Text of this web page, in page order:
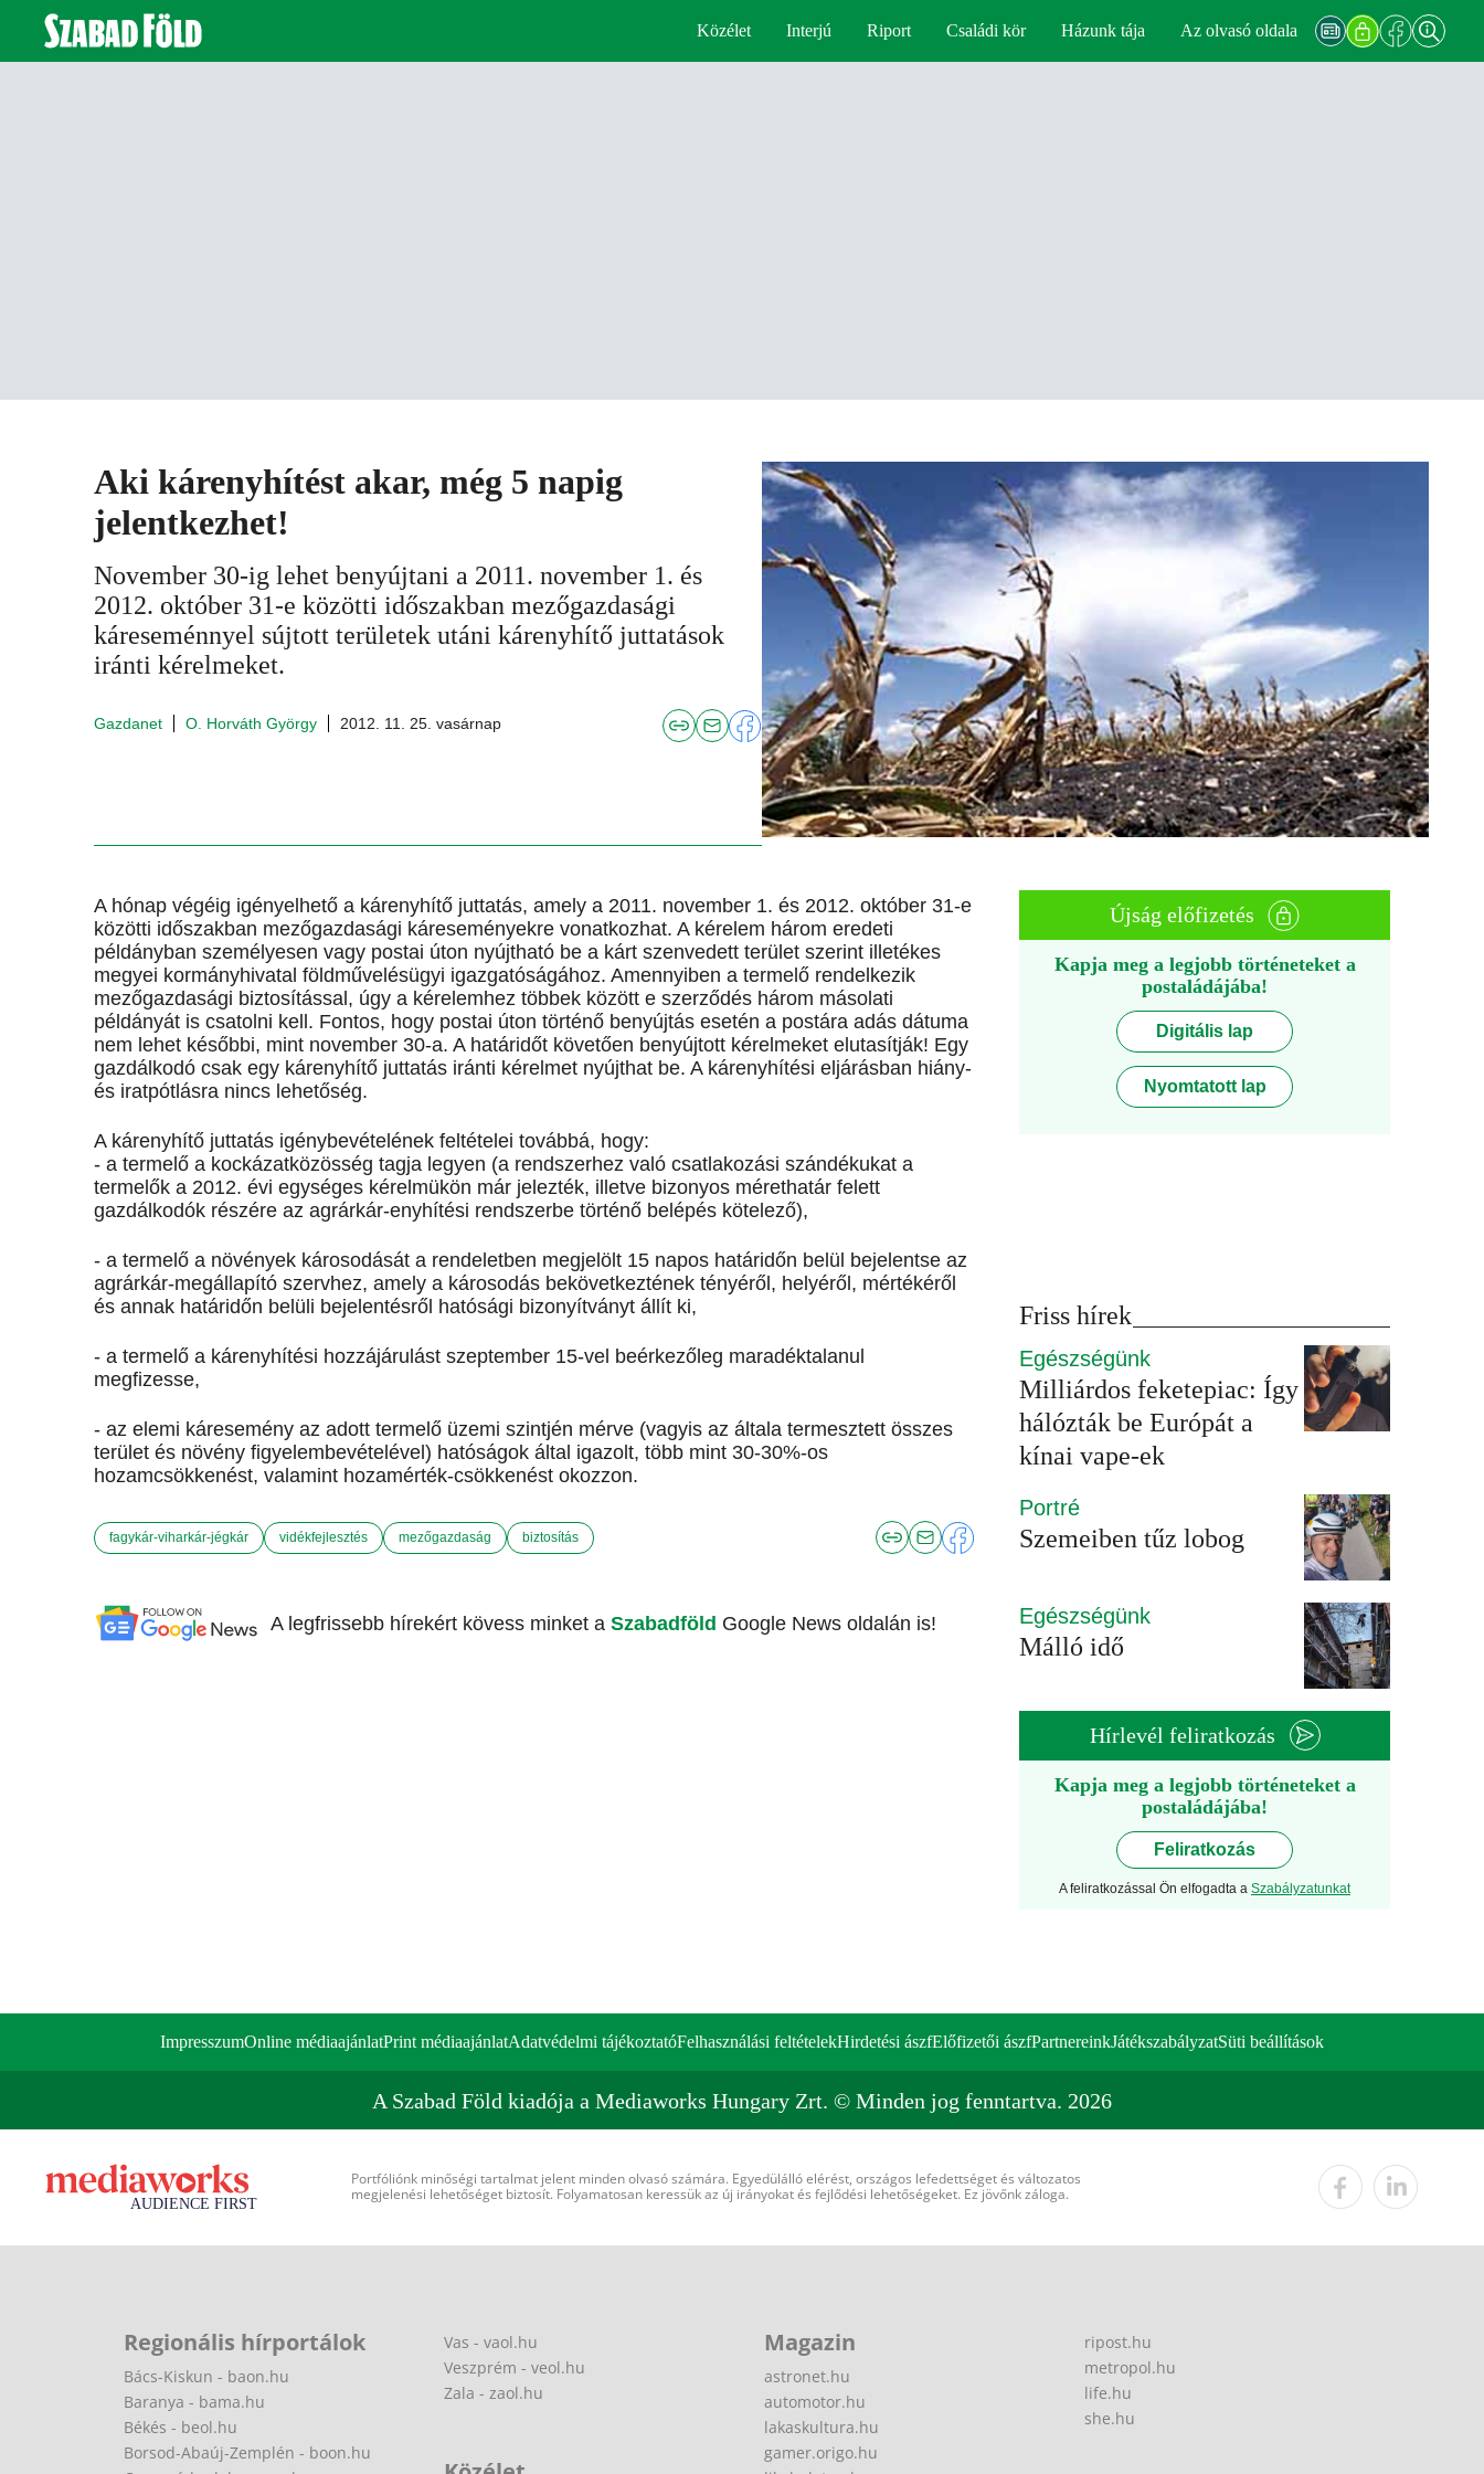
Közélet Interjú Riport Családi kör Házunk tája Az olvasó oldala
Aki kárenyhítést akar, még 5 napig
jelentkezhet!
November 30-ig lehet benyújtani a 2011. november 1. és
2012. október 31-e közötti időszakban mezőgazdasági
káreseménnyel sújtott területek utáni kárenyhítő juttatások
iránti kérelmeket.
Gazdanet O. Horváth György 2012. 11. 25. vasárnap
A hónap végéig igényelhető a kárenyhítő juttatás, amely a 2011. november 1. és 2012. október 31-e
közötti időszakban mezőgazdasági káreseményekre vonatkozhat. A kérelem három eredeti
példányban személyesen vagy postai úton nyújtható be a kárt szenvedett terület szerint illetékes
megyei kormányhivatal földművelésügyi igazgatóságához. Amennyiben a termelő rendelkezik
mezőgazdasági biztosítással, úgy a kérelemhez többek között e szerződés három másolati
példányát is csatolni kell. Fontos, hogy postai úton történő benyújtás esetén a postára adás dátuma
nem lehet későbbi, mint november 30-a. A határidőt követően benyújtott kérelmeket elutasítják! Egy
gazdálkodó csak egy kárenyhítő juttatás iránti kérelmet nyújthat be. A kárenyhítési eljárásban hiány-
és iratpótlásra nincs lehetőség.
A kárenyhítő juttatás igénybevételének feltételei továbbá, hogy:
- a termelő a kockázatközösség tagja legyen (a rendszerhez való csatlakozási szándékukat a
termelők a 2012. évi egységes kérelmükön már jelezték, illetve bizonyos mérethatár felett
gazdálkodók részére az agrárkár-enyhítési rendszerbe történő belépés kötelező),
- a termelő a növények károsodását a rendeletben megjelölt 15 napos határidőn belül bejelentse az
agrárkár-megállapító szervhez, amely a károsodás bekövetkeztének tényéről, helyéről, mértékéről
és annak határidőn belüli bejelentésről hatósági bizonyítványt állít ki,
- a termelő a kárenyhítési hozzájárulást szeptember 15-vel beérkezőleg maradéktalanul
megfizesse,
- az elemi káresemény az adott termelő üzemi szintjén mérve (vagyis az általa termesztett összes
terület és növény figyelembevételével) hatóságok által igazolt, több mint 30-30%-os
hozamcsökkenést, valamint hozamérték-csökkenést okozzon.
fagykár-viharkár-jégkár vidékfejlesztés mezőgazdaság biztosítás
A legfrissebb hírekért kövess minket a Szabadföld Google News oldalán is!
Újság előfizetés
Kapja meg a legjobb történeteket a
postaládájába!
Digitális lap
Nyomtatott lap
Friss hírek
Egészségünk
Milliárdos feketepiac: Így
hálózták be Európát a
kínai vape-ek
Portré
Szemeiben tűz lobog
Egészségünk
Málló idő
Hírlevél feliratkozás
Kapja meg a legjobb történeteket a
postaládájába!
Feliratkozás
A feliratkozással Ön elfogadta a Szabályzatunkat
ImpresszumOnline médiaajánlatPrint médiaajánlatAdatvédelmi tájékoztatóFelhasználási feltételekHirdetési ászfElőfizetői ászfPartnereinkJátékszabályzatSüti beállítások
A Szabad Föld kiadója a Mediaworks Hungary Zrt. © Minden jog fenntartva. 2026
Portfóliónk minőségi tartalmat jelent minden olvasó számára. Egyedülálló elérést, országos lefedettséget és változatos
megjelenési lehetőséget biztosít. Folyamatosan keressük az új irányokat és fejlődési lehetőségeket. Ez jövőnk záloga.
Regionális hírportálok
Bács-Kiskun - baon.hu
Baranya - bama.hu
Békés - beol.hu
Borsod-Abaúj-Zemplén - boon.hu
Vas - vaol.hu
Veszprém - veol.hu
Zala - zaol.hu
Magazin
astronet.hu
automotor.hu
lakaskultura.hu
gamer.origo.hu
ripost.hu
metropol.hu
life.hu
she.hu